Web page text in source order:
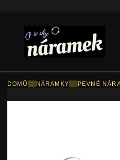
DOMŮ :: NÁRAMKY :: PEVNÉ